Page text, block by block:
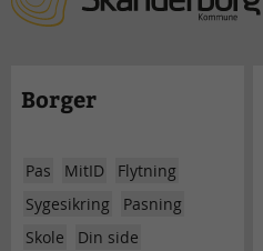
Borger
Pas MitID
Flytning
Sygesikring
Pasning
Skole
Din side